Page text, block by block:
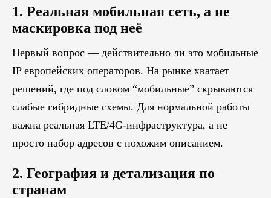
1. Реальная мобильная сеть, а не
маскировка под неё
Первый вопрос — действительно ли это мобильные
IP европейских операторов. На рынке хватает
решений, где под словом “мобильные” скрываются
слабые гибридные схемы. Для нормальной работы
важна реальная LTE/4G-инфраструктура, а не
просто набор адресов с похожим описанием.
2. География и детализация по
странам